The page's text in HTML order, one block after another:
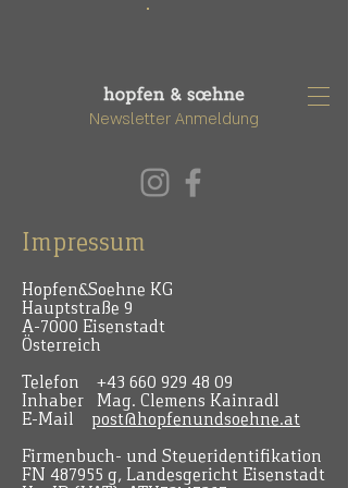
Newsletter Anmeldung
Impressum
Hopfen&Soehne KG
Hauptstraße 9
A-7000 Eisenstadt
Österreich
Telefon +43 660 929 48 09
Inhaber Mag. Clemens Kainradl
E-Mail post@hopfenundsoehne.at
Firmenbuch- und Steueridentifikation
FN 487955 g, Landesgericht Eisenstadt